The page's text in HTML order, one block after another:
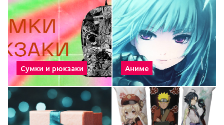
Сумки и рюкзаки Аниме